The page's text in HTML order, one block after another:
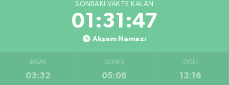
SONRAKI VAKTE KALAN
01:31:46
Akşam Namazı
İMSAK
03:32
GÜNEŞ
05:06
ÖĞLE
12:16